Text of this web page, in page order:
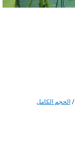
/الحجم الكامل